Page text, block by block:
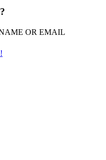
OR EMAIL